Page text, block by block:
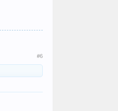
#6